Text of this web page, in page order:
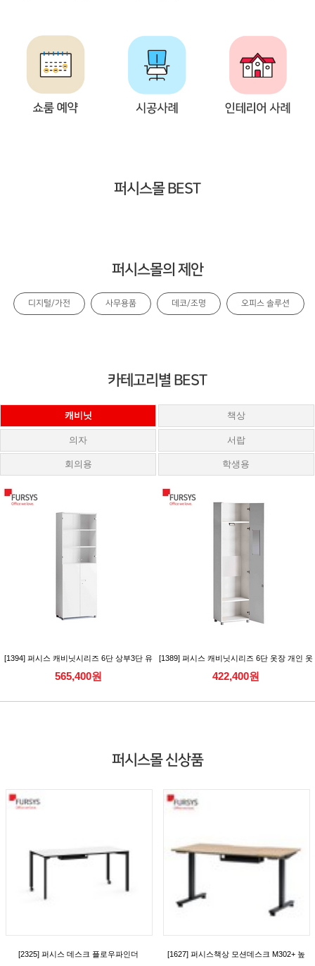
퍼시스몰 BEST
퍼시스몰의 제안
디지털/가전 사무용품 데코/조명 오피스 솔루션
카테고리별 BEST
캐비닛 책상
의자 서랍
회의용 학생용
[1394] 퍼시스 캐비닛시리즈 6단 상부3단 유
[CAC386AGN_CAC386AGKN]
565,400원
[1389] 퍼시스 캐비닛시리즈 6단 옷장 개인 옷
422,400원
퍼시스몰 신상품
[2325] 퍼시스 데스크 플로우파인더
[1627] 퍼시스책상 모션데스크 M302+ 높